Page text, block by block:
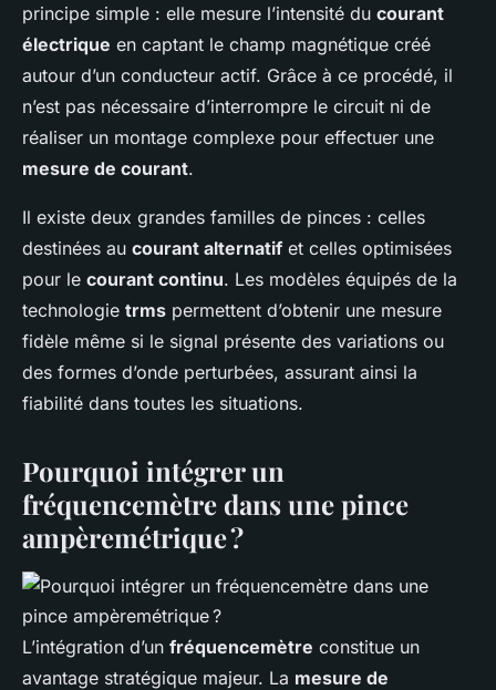
principe simple : elle mesure l’intensité du courant
électrique en captant le champ magnétique créé
autour d’un conducteur actif. Grâce à ce procédé, il
n’est pas nécessaire d’interrompre le circuit ni de
réaliser un montage complexe pour effectuer une
mesure de courant.
Il existe deux grandes familles de pinces : celles
destinées au courant alternatif et celles optimisées
pour le courant continu. Les modèles équipés de la
technologie trms permettent d’obtenir une mesure
fidèle même si le signal présente des variations ou
des formes d’onde perturbées, assurant ainsi la
fiabilité dans toutes les situations.
Pourquoi intégrer un
fréquencemètre dans une pince
ampèremétrique ?
L’intégration d’un fréquencemètre constitue un
avantage stratégique majeur. La mesure de